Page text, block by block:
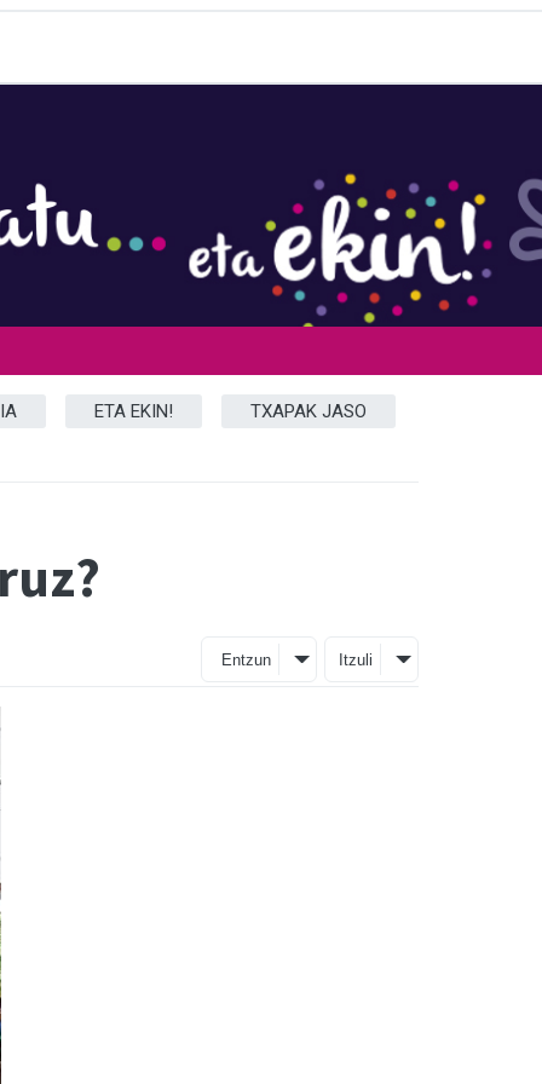
ETA EKIN! TXAPAK JASO
Entzun Itzuli